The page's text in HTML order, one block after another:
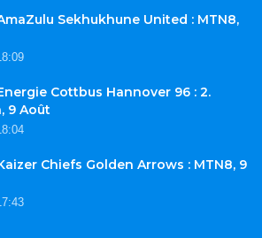
Sekhukhune United : MTN8,
Cottbus Hannover 96 : 2.
9 Août
Chiefs Golden Arrows : MTN8, 9